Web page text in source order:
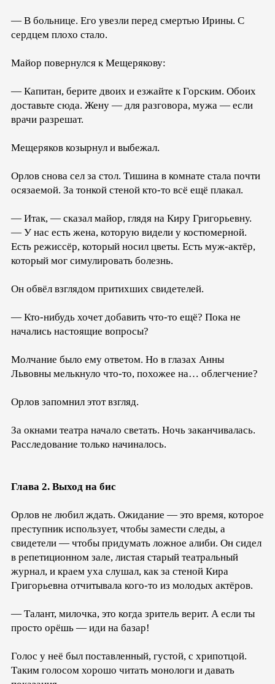
— В больнице. Его увезли перед смертью Ирины. С
сердцем плохо стало.
Майор повернулся к Мещерякову:
— Капитан, берите двоих и езжайте к Горским. Обоих
доставьте сюда. Жену — для разговора, мужа — если
врачи разрешат.
Мещеряков козырнул и выбежал.
Орлов снова сел за стол. Тишина в комнате стала почти
осязаемой. За тонкой стеной кто-то всё ещё плакал.
— Итак, — сказал майор, глядя на Киру Григорьевну.
— У нас есть жена, которую видели у костюмерной.
Есть режиссёр, который носил цветы. Есть муж-актёр,
который мог симулировать болезнь.
Он обвёл взглядом притихших свидетелей.
— Кто-нибудь хочет добавить что-то ещё? Пока не
начались настоящие вопросы?
Молчание было ему ответом. Но в глазах Анны
Львовны мелькнуло что-то, похожее на… облегчение?
Орлов запомнил этот взгляд.
За окнами театра начало светать. Ночь заканчивалась.
Расследование только начиналось.
Глава 2. Выход на бис
Орлов не любил ждать. Ожидание — это время, которое
преступник использует, чтобы замести следы, а
свидетели — чтобы придумать ложное алиби. Он сидел
в репетиционном зале, листая старый театральный
журнал, и краем уха слушал, как за стеной Кира
Григорьевна отчитывала кого-то из молодых актёров.
— Талант, милочка, это когда зритель верит. А если ты
просто орёшь — иди на базар!
Голос у неё был поставленный, густой, с хрипотцой.
Таким голосом хорошо читать монологи и давать